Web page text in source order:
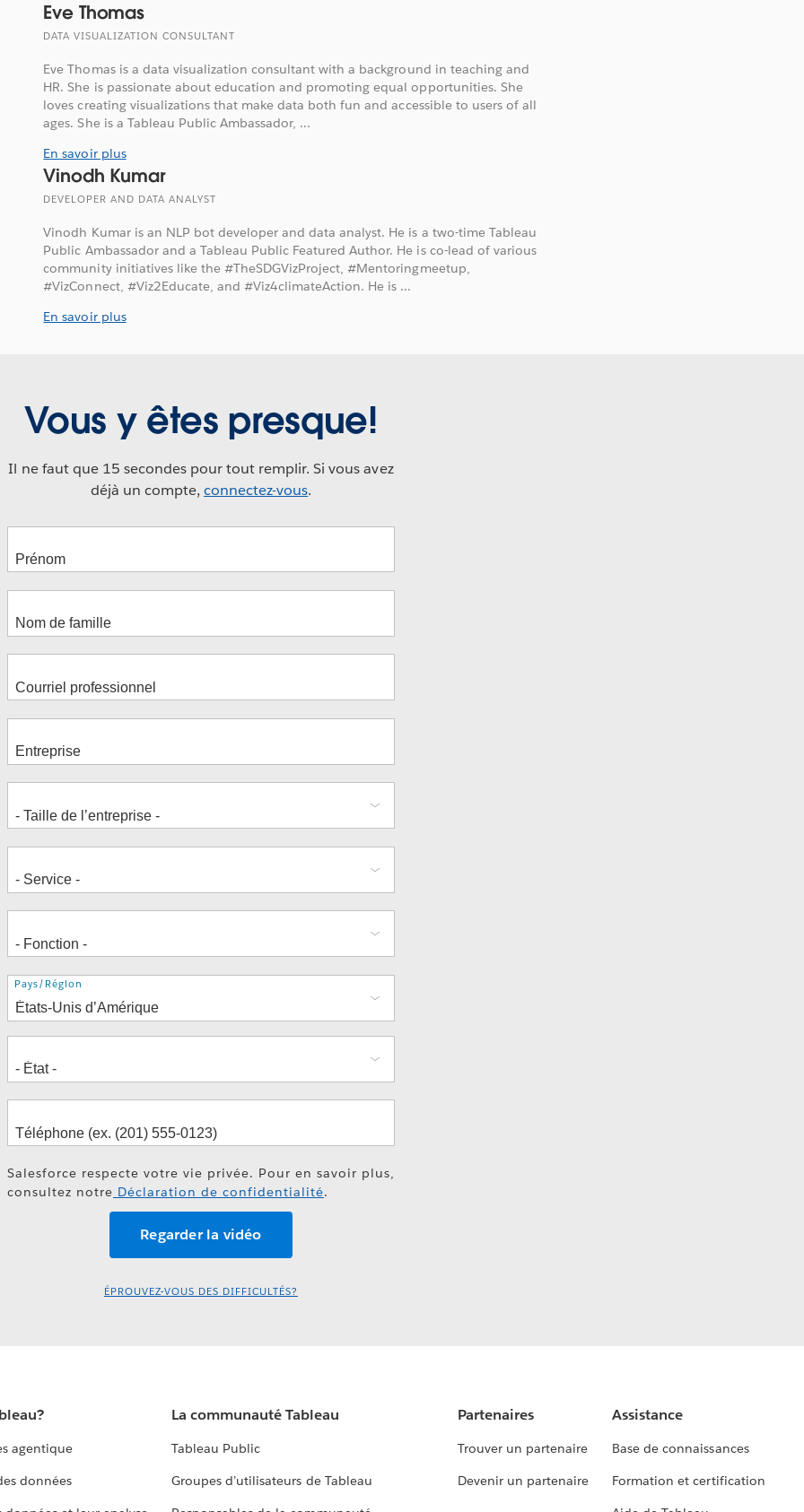
Eve Thomas
DATA VISUALIZATION CONSULTANT
Eve Thomas is a data visualization consultant with a background in teaching and
HR. She is passionate about education and promoting equal opportunities. She
loves creating visualizations that make data both fun and accessible to users of all
ages. She is a Tableau Public Ambassador, ...
En savoir plus
Vinodh Kumar
DEVELOPER AND DATA ANALYST
Vinodh Kumar is an NLP bot developer and data analyst. He is a two-time Tableau
Public Ambassador and a Tableau Public Featured Author. He is co-lead of various
community initiatives like the #TheSDGVizProject, #Mentoringmeetup,
#VizConnect, #Viz2Educate, and #Viz4climateAction. He is ...
En savoir plus
Vous y êtes presque!
Il ne faut que 15 secondes pour tout remplir. Si vous avez
déjà un compte, connectez-vous.
Adresse
Pays/Région
Salesforce respecte votre vie privée. Pour en savoir plus,
consultez notre Déclaration de confidentialité.
ÉPROUVEZ-VOUS DES DIFFICULTÉS?
agentique
données
La communauté Tableau
Tableau Public
Groupes d’utilisateurs de Tableau
Partenaires
Trouver un partenaire
Devenir un partenaire
Assistance
Base de connaissances
Formation et certification